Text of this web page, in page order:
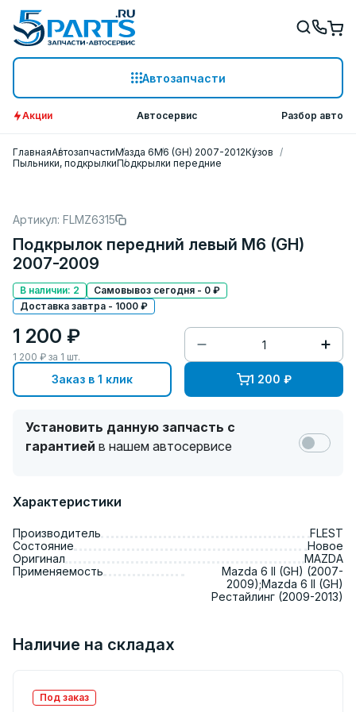
Автозапчасти
Акции Автосервис Разбор авто
ГлавнаяАвтозапчастиМазда 6M6 (GH) 2007-2012Кузов
Пыльники, подкрылкиПодкрылки передние
Артикул: FLMZ6315
Подкрылок передний левый M6 (GH)
2007-2009
В наличии: 2
Самовывоз сегодня - 0 ₽
Доставка завтра - 1000 ₽
1 200 ₽
1 200 ₽ за 1 шт.
Заказ в 1 клик 1 200 ₽
Установить данную запчасть с
гарантией в нашем автосервисе
Характеристики
Производитель
FLEST
Состояние
Новое
Оригинал
MAZDA
Применяемость
Mazda 6 II (GH) (2007-
2009);Mazda 6 II (GH)
Рестайлинг (2009-2013)
Наличие на складах
Под заказ